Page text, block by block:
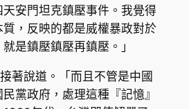
安門坦克鎮壓事件。我覺得
，反映的都是威權暴政對於
是鎮壓鎮壓再鎮壓。」
著說道。「而且不管是中國
黨政府，處理這種『記憶』